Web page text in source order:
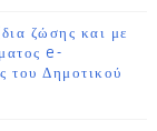
ζώσης και με
e-
του Δημοτικού